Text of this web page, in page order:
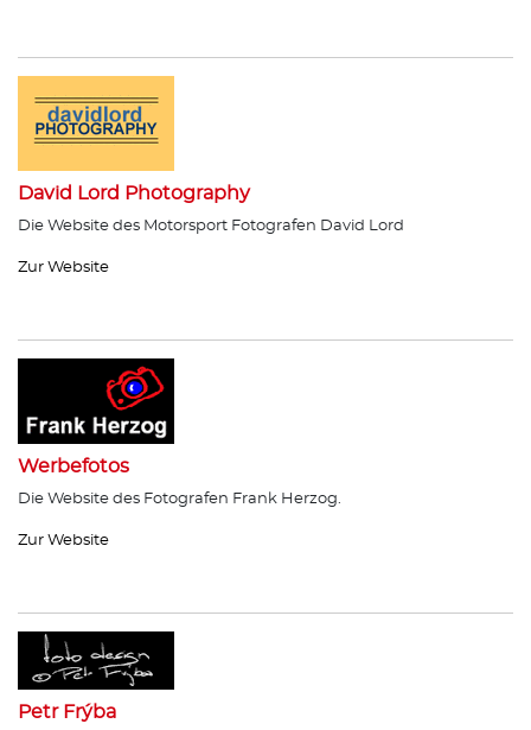
David Lord Photography
Die Website des Motorsport Fotografen David Lord
Zur Website
Werbefotos
Die Website des Fotografen Frank Herzog.
Zur Website
Petr Frýba